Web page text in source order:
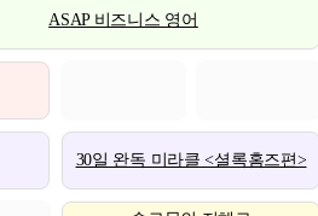
ASAP 비즈니스 영어
30일 완독 미라클 <셜록홈즈편>